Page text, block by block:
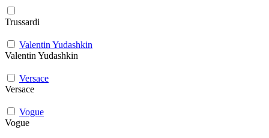
Trussardi
Valentin Yudashkin
Valentin Yudashkin
Versace
Versace
Vogue
Vogue